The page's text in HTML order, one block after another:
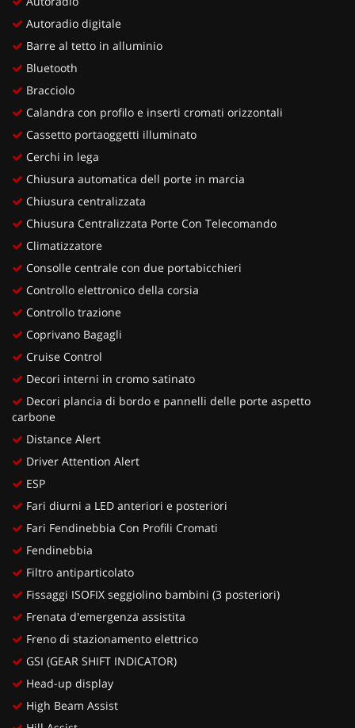
Autoradio digitale
Barre al tetto in alluminio
Bluetooth
Bracciolo
Calandra con profilo e inserti cromati orizzontali
Cassetto portaoggetti illuminato
Cerchi in lega
Chiusura automatica dell porte in marcia
Chiusura centralizzata
Chiusura Centralizzata Porte Con Telecomando
Climatizzatore
Consolle centrale con due portabicchieri
Controllo elettronico della corsia
Controllo trazione
Coprivano Bagagli
Cruise Control
Decori interni in cromo satinato
Decori plancia di bordo e pannelli delle porte aspetto
carbone
Distance Alert
Driver Attention Alert
ESP
Fari diurni a LED anteriori e posteriori
Fari Fendinebbia Con Profili Cromati
Fendinebbia
Filtro antiparticolato
Fissaggi ISOFIX seggiolino bambini (3 posteriori)
Frenata d'emergenza assistita
Freno di stazionamento elettrico
GSI (GEAR SHIFT INDICATOR)
Head-up display
High Beam Assist